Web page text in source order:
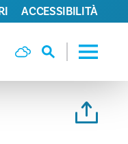
ACCESSIBILITÀ